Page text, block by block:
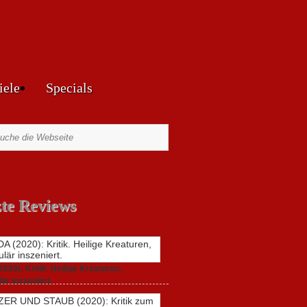
Specials
Reviews
Kritik. Heilige Kreaturen,
inszeniert.
Keine Kommentare zu